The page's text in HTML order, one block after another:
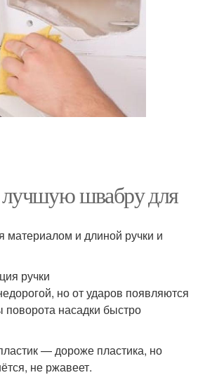
швабру для
и длиной ручки и
ручки
но от ударов появляются
насадки быстро
— дороже пластика, но
не ржавеет.